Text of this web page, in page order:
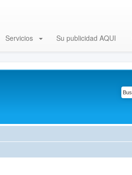
Servicios Su publicidad AQUI